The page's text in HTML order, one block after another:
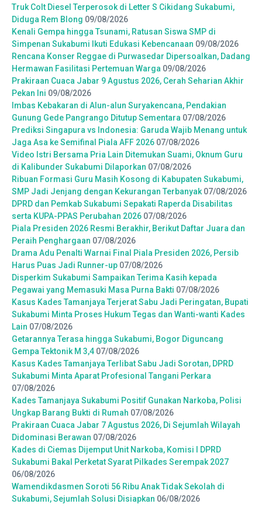
Truk Colt Diesel Terperosok di Letter S Cikidang Sukabumi,
Diduga Rem Blong 09/08/2026
Kenali Gempa hingga Tsunami, Ratusan Siswa SMP di
Simpenan Sukabumi Ikuti Edukasi Kebencanaan 09/08/2026
Rencana Konser Reggae di Purwasedar Dipersoalkan, Dadang
Hermawan Fasilitasi Pertemuan Warga 09/08/2026
Prakiraan Cuaca Jabar 9 Agustus 2026, Cerah Seharian Akhir
Pekan Ini 09/08/2026
Imbas Kebakaran di Alun-alun Suryakencana, Pendakian
Gunung Gede Pangrango Ditutup Sementara 07/08/2026
Prediksi Singapura vs Indonesia: Garuda Wajib Menang untuk
Jaga Asa ke Semifinal Piala AFF 2026 07/08/2026
Video Istri Bersama Pria Lain Ditemukan Suami, Oknum Guru
di Kalibunder Sukabumi Dilaporkan 07/08/2026
Ribuan Formasi Guru Masih Kosong di Kabupaten Sukabumi,
SMP Jadi Jenjang dengan Kekurangan Terbanyak 07/08/2026
DPRD dan Pemkab Sukabumi Sepakati Raperda Disabilitas
serta KUPA-PPAS Perubahan 2026 07/08/2026
Piala Presiden 2026 Resmi Berakhir, Berikut Daftar Juara dan
Peraih Penghargaan 07/08/2026
Drama Adu Penalti Warnai Final Piala Presiden 2026, Persib
Harus Puas Jadi Runner-up 07/08/2026
Disperkim Sukabumi Sampaikan Terima Kasih kepada
Pegawai yang Memasuki Masa Purna Bakti 07/08/2026
Kasus Kades Tamanjaya Terjerat Sabu Jadi Peringatan, Bupati
Sukabumi Minta Proses Hukum Tegas dan Wanti-wanti Kades
Lain 07/08/2026
Getarannya Terasa hingga Sukabumi, Bogor Diguncang
Gempa Tektonik M 3,4 07/08/2026
Kasus Kades Tamanjaya Terlibat Sabu Jadi Sorotan, DPRD
Sukabumi Minta Aparat Profesional Tangani Perkara
07/08/2026
Kades Tamanjaya Sukabumi Positif Gunakan Narkoba, Polisi
Ungkap Barang Bukti di Rumah 07/08/2026
Prakiraan Cuaca Jabar 7 Agustus 2026, Di Sejumlah Wilayah
Didominasi Berawan 07/08/2026
Kades di Ciemas Dijemput Unit Narkoba, Komisi I DPRD
Sukabumi Bakal Perketat Syarat Pilkades Serempak 2027
06/08/2026
Wamendikdasmen Soroti 56 Ribu Anak Tidak Sekolah di
Sukabumi, Sejumlah Solusi Disiapkan 06/08/2026